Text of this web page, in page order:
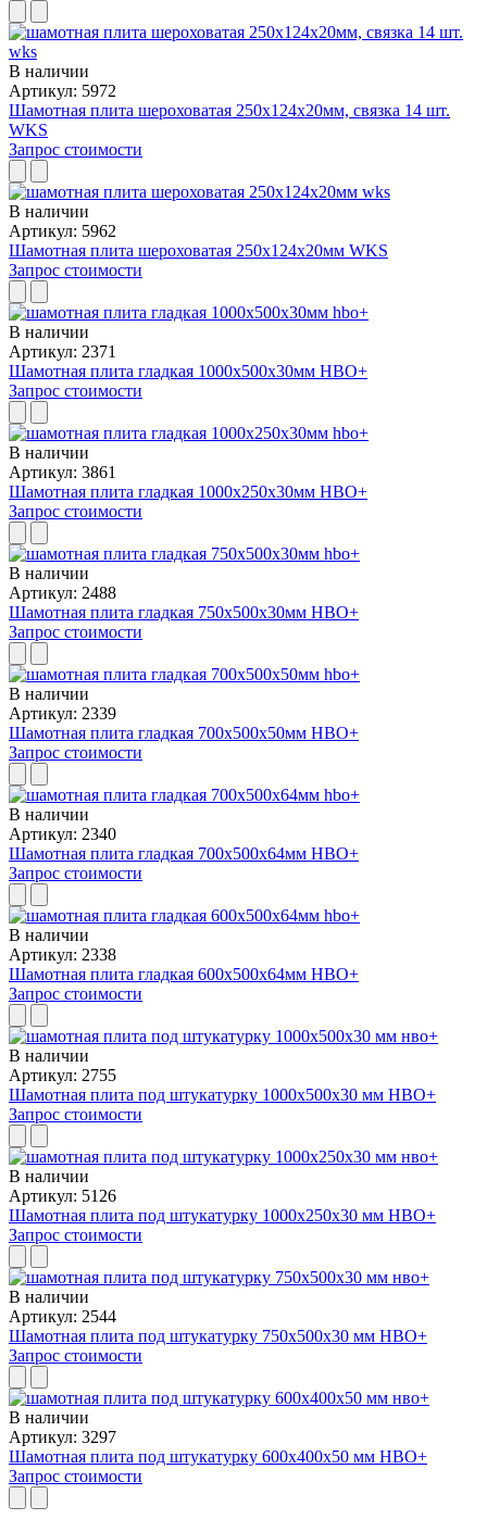
В наличии
Артикул: 5972
Шамотная плита шероховатая 250x124x20мм, связка 14 шт.
WKS
Запрос стоимости
В наличии
Артикул: 5962
Шамотная плита шероховатая 250x124x20мм WKS
Запрос стоимости
В наличии
Артикул: 2371
Шамотная плита гладкая 1000x500x30мм HBO+
Запрос стоимости
В наличии
Артикул: 3861
Шамотная плита гладкая 1000x250x30мм HBO+
Запрос стоимости
В наличии
Артикул: 2488
Шамотная плита гладкая 750x500x30мм HBO+
Запрос стоимости
В наличии
Артикул: 2339
Шамотная плита гладкая 700x500x50мм HBO+
Запрос стоимости
В наличии
Артикул: 2340
Шамотная плита гладкая 700x500x64мм HBO+
Запрос стоимости
В наличии
Артикул: 2338
Шамотная плита гладкая 600x500x64мм HBO+
Запрос стоимости
В наличии
Артикул: 2755
Шамотная плита под штукатурку 1000x500x30 мм НВО+
Запрос стоимости
В наличии
Артикул: 5126
Шамотная плита под штукатурку 1000x250x30 мм НВО+
Запрос стоимости
В наличии
Артикул: 2544
Шамотная плита под штукатурку 750х500х30 мм НВО+
Запрос стоимости
В наличии
Артикул: 3297
Шамотная плита под штукатурку 600x400x50 мм НВО+
Запрос стоимости